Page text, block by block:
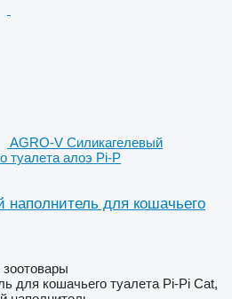
AGRO-V Силикагелевый
туалета алоэ Pi-P
наполнитель для кошачьего
для кошачьего туалета Pi-Pi Cat,